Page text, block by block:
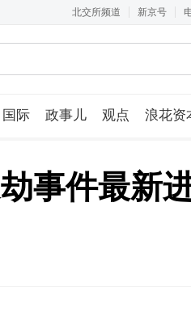
北交所频道 新京号
国际 政事儿 观点 浪花资
事件最新